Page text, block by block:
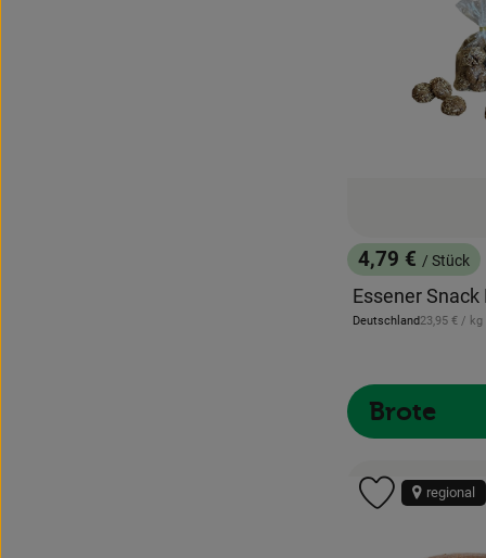
, Preis:
4,79 € / Stück
Essener Snack
, Herkunft:
Deutschland,23,95 € / kg
Brote
regional
Produkt